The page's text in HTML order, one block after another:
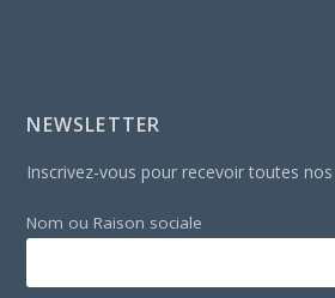
NEWSLETTER
Inscrivez-vous pour recevoir toutes
Nom ou Raison sociale